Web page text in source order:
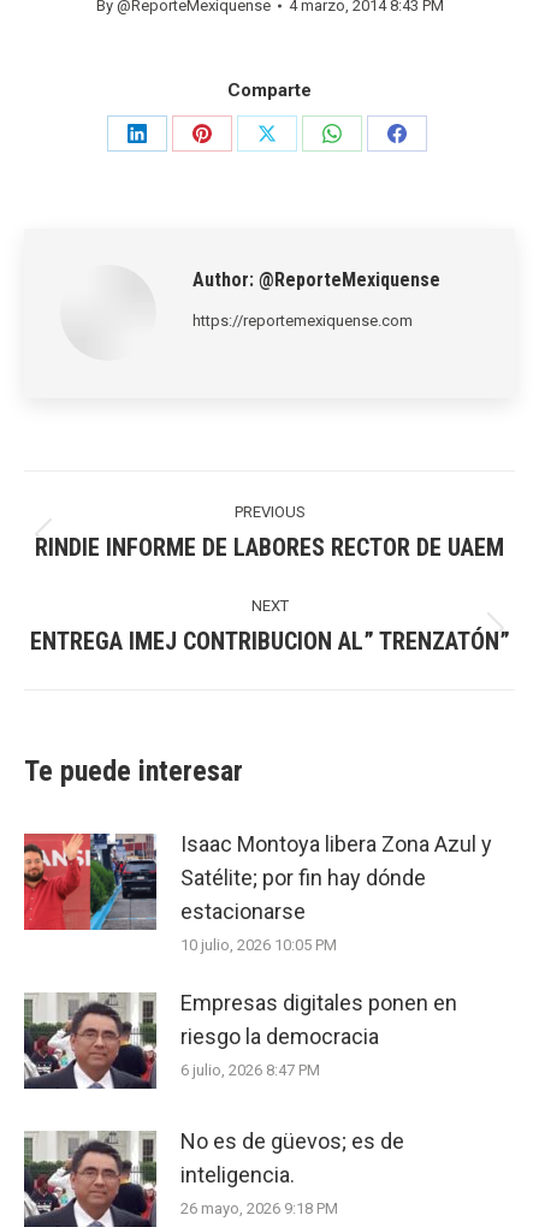
By @ReporteMexiquense 4 marzo, 2014 8:43 PM
Comparte
Share
Share
Share
Share
Share
Author: @ReporteMexiquense
https://reportemexiquense.com
navigation
PREVIOUS
Previous
RINDIE INFORME DE LABORES RECTOR DE UAEM
NEXT
Next
ENTREGA IMEJ CONTRIBUCION AL” TRENZATÓN”
Te puede interesar
Isaac Montoya libera Zona Azul y
Satélite; por fin hay dónde
estacionarse
10 julio, 2026 10:05 PM
Empresas digitales ponen en
riesgo la democracia
6 julio, 2026 8:47 PM
No es de güevos; es de
inteligencia.
26 mayo, 2026 9:18 PM